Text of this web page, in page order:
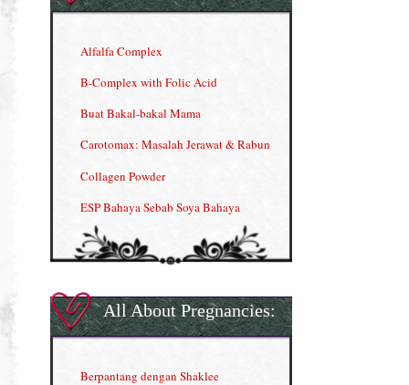
Alfalfa Complex
B-Complex with Folic Acid
Buat Bakal-bakal Mama
Carotomax: Masalah Jerawat & Rabun
Collagen Powder
ESP Bahaya Sebab Soya Bahaya
ESP Produk Shaklee Paling HOT
Gla Complex (II)
Herbal Blend the Magic Cream
All About Pregnancies:
Berpantang dengan Shaklee